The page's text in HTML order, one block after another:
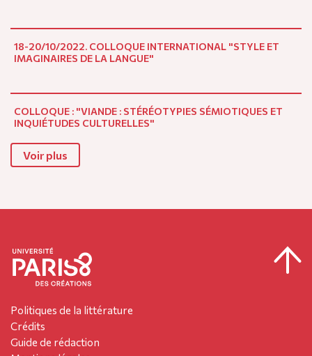
18-20/10/2022. COLLOQUE INTERNATIONAL "STYLE ET
IMAGINAIRES DE LA LANGUE"
COLLOQUE : "VIANDE : STÉRÉOTYPIES SÉMIOTIQUES ET
INQUIÉTUDES CULTURELLES"
Voir plus
Politiques de la littérature
Crédits
Guide de rédaction